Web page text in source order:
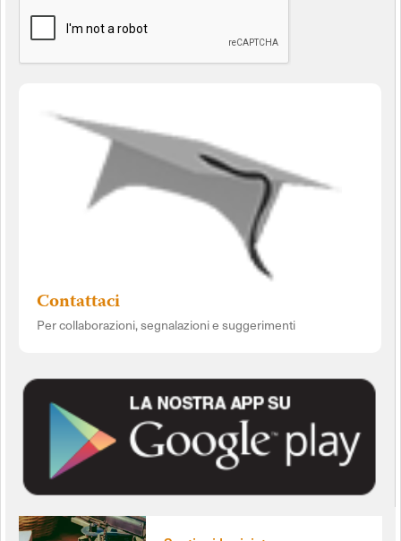
Contattaci
Per collaborazioni, segnalazioni e suggerimenti